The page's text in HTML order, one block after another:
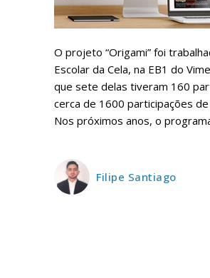
O projeto “Origami” foi
Escolar da Cela, na EB1 do
que sete delas tiveram 160
cerca de 1600 participações
Nos próximos anos, o
Filipe Santiago